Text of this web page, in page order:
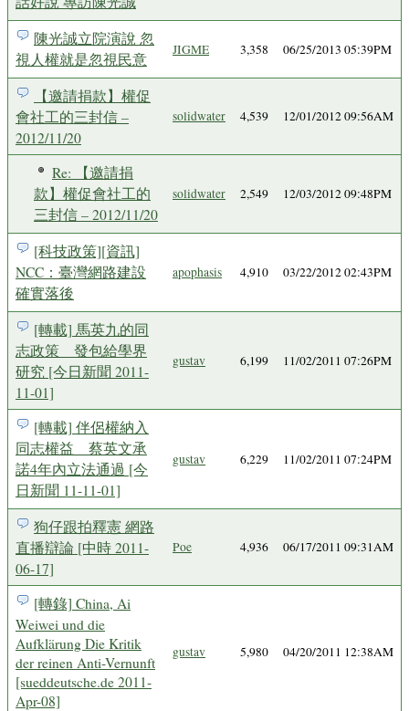
陳光誠立院演說 忽
視人權就是忽視民意
JIGME 3,358 06/25/2013 05:39PM
【邀請捐款】權促
會社工的三封信 –
2012/11/20
solidwater 4,539 12/01/2012 09:56AM
Re: 【邀請捐
款】權促會社工的
三封信 – 2012/11/20
solidwater 2,549 12/03/2012 09:48PM
[科技政策][資訊]
NCC：臺灣網路建設
確實落後
apophasis 4,910 03/22/2012 02:43PM
[轉載] 馬英九的同
志政策 發包給學界
研究 [今日新聞 2011-
11-01]
gustav 6,199 11/02/2011 07:26PM
[轉載] 伴侶權納入
同志權益 蔡英文承
諾4年內立法通過 [今
日新聞 11-11-01]
gustav 6,229 11/02/2011 07:24PM
狗仔跟拍釋憲 網路
直播辯論 [中時 2011-
06-17]
Poe 4,936 06/17/2011 09:31AM
[轉錄] China, Ai
Weiwei und die
Aufklärung Die Kritik
der reinen Anti-Vernunft
[sueddeutsche.de 2011-
Apr-08]
gustav 5,980 04/20/2011 12:38AM